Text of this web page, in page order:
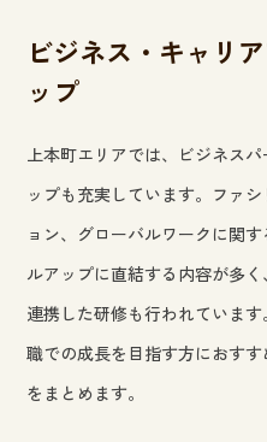
ビジネス・キャリ
ップ
上本町エリアでは、ビジネス
ップも充実しています。ファ
ョン、グローバルワークに関
ルアップに直結する内容が多
連携した研修も行われていま
職での成長を目指す方におす
をまとめます。